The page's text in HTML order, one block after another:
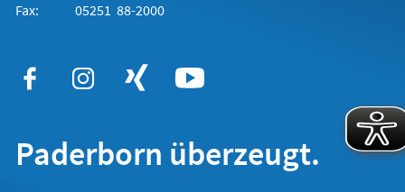
Fax:
05251 88-2000
Paderborn überzeugt.